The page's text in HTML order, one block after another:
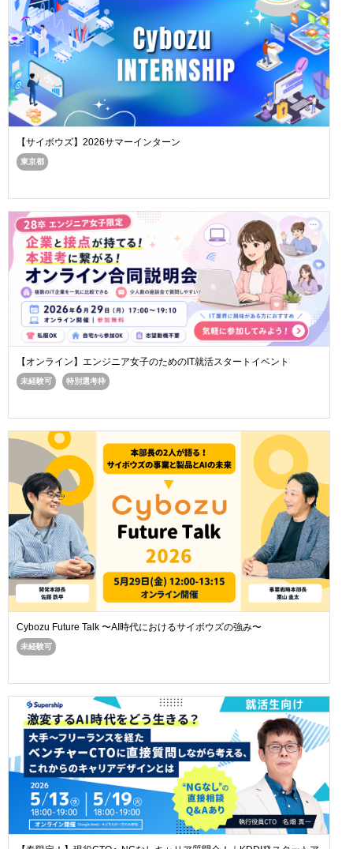
【サイボウズ】2026サマーインターン
東京都
【オンライン】エンジニア女子のためのIT就活スタートイベント
未経験可 特別選考枠
Cybozu Future Talk 〜AI時代におけるサイボウズの強み〜
未経験可